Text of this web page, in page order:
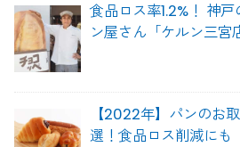
食品ロス率1.2%！ 神
ン屋さん「ケルン三宮
【2022年】パンのお
選！食品ロス削減にも